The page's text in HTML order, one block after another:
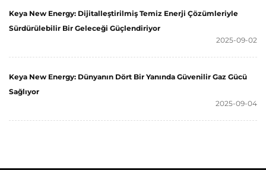
Keya New Energy: Dijitalleştirilmiş Temiz Enerji Çözümleriyle
Sürdürülebilir Bir Geleceği Güçlendiriyor
2025-09-02
Keya New Energy: Dünyanın Dört Bir Yanında Güvenilir Gaz Gücü
Sağlıyor
2025-09-04